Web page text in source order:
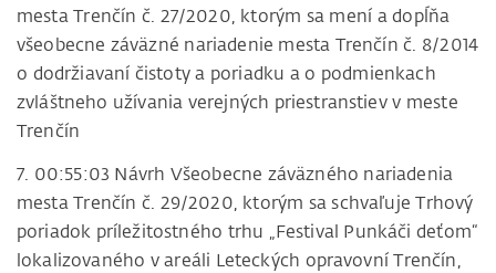
mesta Trenčín č. 27/2020, ktorým sa mení a dopĺňa
všeobecne záväzné nariadenie mesta Trenčín č. 8/2014
o dodržiavaní čistoty a poriadku a o podmienkach
zvláštneho užívania verejných priestranstiev v meste
Trenčín
7. 00:55:03 Návrh Všeobecne záväzného nariadenia
mesta Trenčín č. 29/2020, ktorým sa schvaľuje Trhový
poriadok príležitostného trhu „Festival Punkáči deťom“
lokalizovaného v areáli Leteckých opravovní Trenčín,